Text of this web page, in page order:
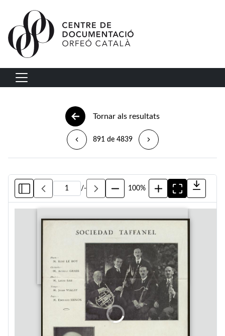
Vés al contingut
Navegació principal
Tornar als resultats
891 de 4839
/- 100%